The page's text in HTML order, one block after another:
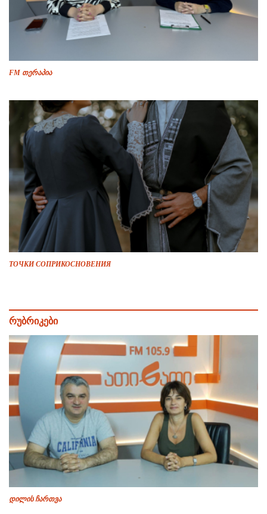
FM თერაპია
ТОЧКИ СОПРИКОСНОВЕНИЯ
რუბრიკები
დილის ჩართვა